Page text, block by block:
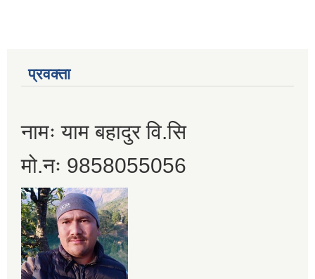
प्रवक्ता
नामः याम बहादुर वि.सि
मो.नः 9858055056